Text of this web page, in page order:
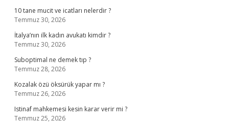
10 tane mucit ve icatları nelerdir ?
Temmuz 30, 2026
İtalya’nın ilk kadın avukatı kimdir ?
Temmuz 30, 2026
Suboptimal ne demek tıp ?
Temmuz 28, 2026
Kozalak özü öksürük yapar mı ?
Temmuz 26, 2026
Istinaf mahkemesi kesin karar verir mi ?
Temmuz 25, 2026